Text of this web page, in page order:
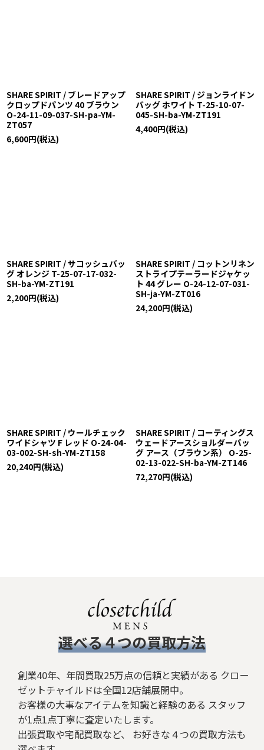
SHARE SPIRIT / ブレードアップ
クロップドパンツ 40 ブラウン
O-24-11-09-037-SH-pa-YM-
ZT057
6,600円(税込)
SHARE SPIRIT / ジョンライドン
バッグ ホワイト T-25-10-07-
045-SH-ba-YM-ZT191
4,400円(税込)
SHARE SPIRIT / サコッシュバッ
グ オレンジ T-25-07-17-032-
SH-ba-YM-ZT191
2,200円(税込)
SHARE SPIRIT / コットンリネン
ストライプテーラードジャケッ
ト 44 グレー O-24-12-07-031-
SH-ja-YM-ZT016
24,200円(税込)
SHARE SPIRIT / ウールチェック
ワイドシャツ F レッド O-24-04-
03-002-SH-sh-YM-ZT158
20,240円(税込)
SHARE SPIRIT / コーティングス
ウェードアースショルダーバッ
グ アース（ブラウン系） O-25-
02-13-022-SH-ba-YM-ZT146
72,270円(税込)
​選べる４つの買取方法
創業40年、年間買取25万点の信頼と実績がある クロー
ゼットチャイルドは全国12店舗展開中。
お客様の大事なアイテムを知識と経験のある スタッフ
が1点1点丁寧に査定いたします。
出張買取や宅配買取など、 お好きな４つの買取方法も